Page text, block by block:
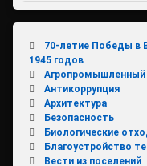
70-летие Победы в
1945 годов
Агропромышленный
Антикоррупция
Архитектура
Безопасность
Биологические
Благоустройство
Вести из поселений